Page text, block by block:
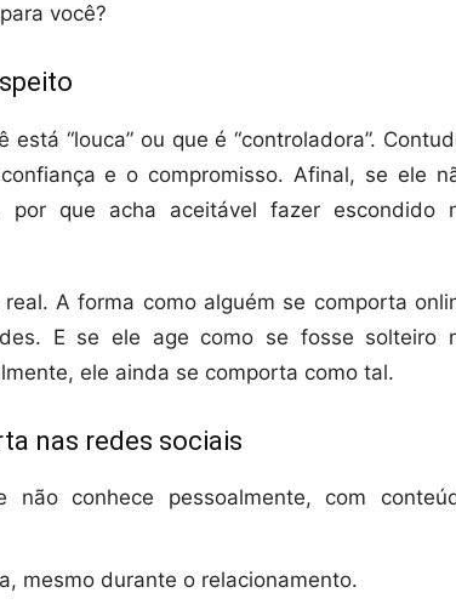
você?
“louca” ou que é “controladora”.
e o compromisso. Afinal, se ele
que acha aceitável fazer escondido
A forma como alguém se comporta
E se ele age como se fosse solteiro
ele ainda se comporta como tal.
nas redes sociais
não conhece pessoalmente, com
mesmo durante o relacionamento.